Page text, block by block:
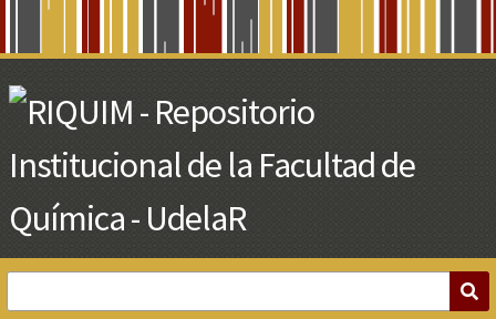
Main
Content